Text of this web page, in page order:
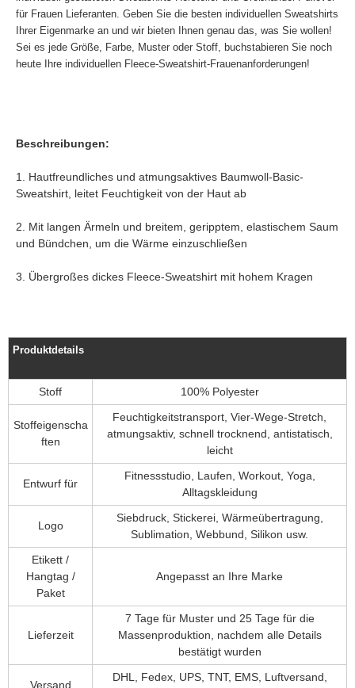
für Frauen Lieferanten. Geben Sie die besten individuellen Sweatshirts
Ihrer Eigenmarke an und wir bieten Ihnen genau das, was Sie wollen!
Sei es jede Größe, Farbe, Muster oder Stoff, buchstabieren Sie noch
heute Ihre individuellen Fleece-Sweatshirt-Frauenanforderungen!
Beschreibungen:
1. Hautfreundliches und atmungsaktives Baumwoll-Basic-
Sweatshirt, leitet Feuchtigkeit von der Haut ab
2. Mit langen Ärmeln und breitem, geripptem, elastischem Saum
und Bündchen, um die Wärme einzuschließen
3. Übergroßes dickes Fleece-Sweatshirt mit hohem Kragen
Produktdetails
Stoff 100% Polyester
Stoffeigenscha
ften
Feuchtigkeitstransport, Vier-Wege-Stretch,
atmungsaktiv, schnell trocknend, antistatisch,
leicht
Entwurf für
Fitnessstudio, Laufen, Workout, Yoga,
Alltagskleidung
Logo
Siebdruck, Stickerei, Wärmeübertragung,
Sublimation, Webbund, Silikon usw.
Etikett /
Hangtag /
Paket
Angepasst an Ihre Marke
Lieferzeit
7 Tage für Muster und 25 Tage für die
Massenproduktion, nachdem alle Details
bestätigt wurden
Versand
DHL, Fedex, UPS, TNT, EMS, Luftversand,